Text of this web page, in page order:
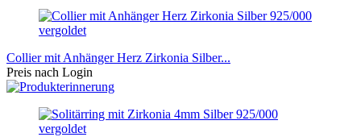
Collier mit Anhänger Herz Zirkonia Silber...
Preis nach Login